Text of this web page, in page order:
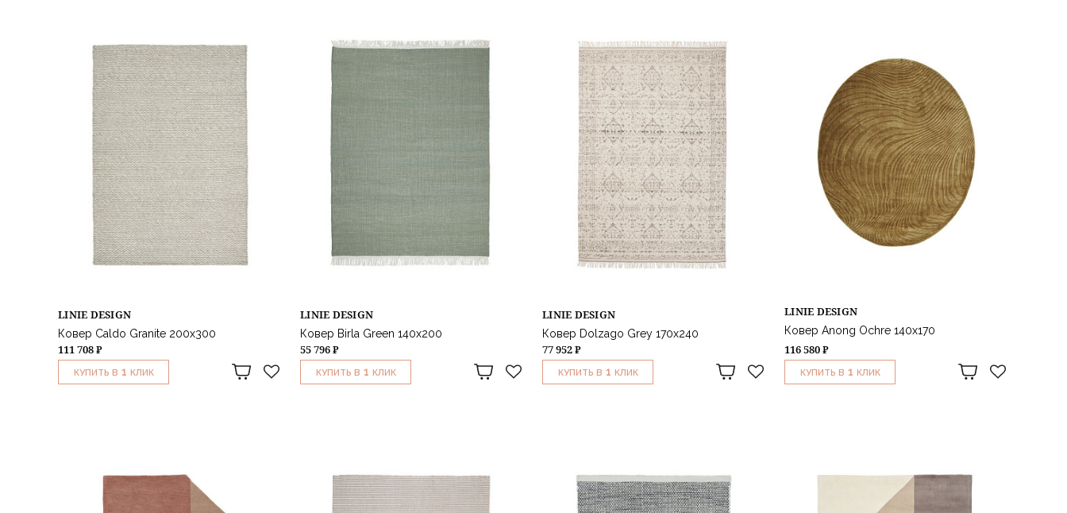
LINIE DESIGN
Ковер Caldo Granite 200x300
111 708 ₽
КУПИТЬ В 1 КЛИК
LINIE DESIGN
Ковер Birla Green 140x200
55 796 ₽
КУПИТЬ В 1 КЛИК
LINIE DESIGN
Ковер Dolzago Grey 170x240
77 952 ₽
КУПИТЬ В 1 КЛИК
LINIE DESIGN
Ковер Anong Ochre 140x170
116 580 ₽
КУПИТЬ В 1 КЛИК